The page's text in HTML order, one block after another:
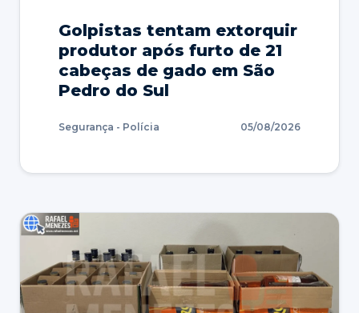
Golpistas tentam extorquir
produtor após furto de 21
cabeças de gado em São
Pedro do Sul
Segurança - Polícia 05/08/2026